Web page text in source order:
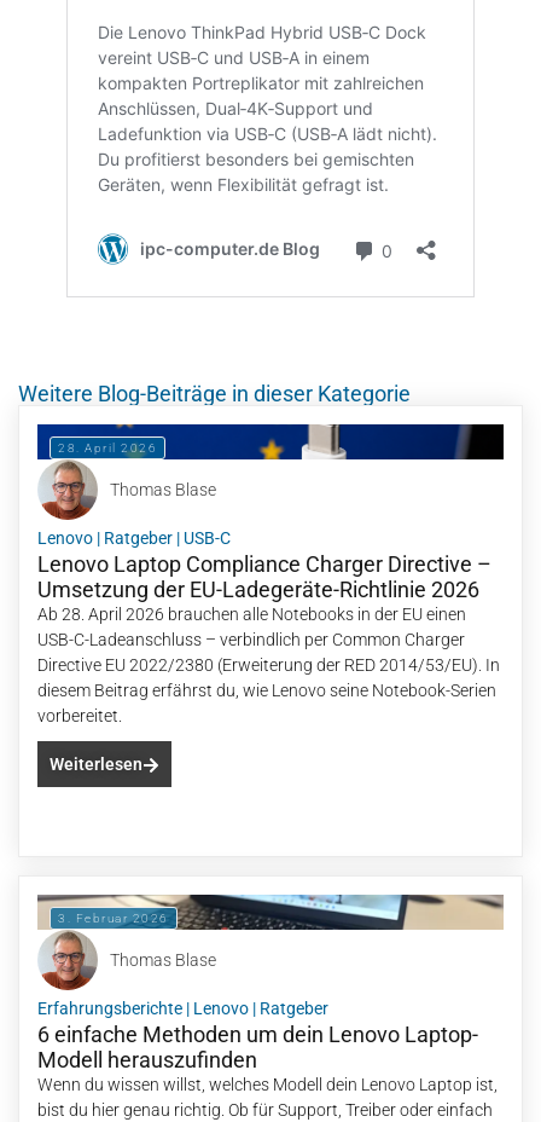
Weitere Blog-Beiträge in dieser Kategorie
28. April 2026
Thomas Blase
Lenovo | Ratgeber | USB-C
Lenovo Laptop Compliance Charger Directive –
Umsetzung der EU-Ladegeräte-Richtlinie 2026
Ab 28. April 2026 brauchen alle Notebooks in der EU einen
USB-C-Ladeanschluss – verbindlich per Common Charger
Directive EU 2022/2380 (Erweiterung der RED 2014/53/EU). In
diesem Beitrag erfährst du, wie Lenovo seine Notebook-Serien
vorbereitet.
Weiterlesen
3. Februar 2026
Thomas Blase
Erfahrungsberichte | Lenovo | Ratgeber
6 einfache Methoden um dein Lenovo Laptop-
Modell herauszufinden
Wenn du wissen willst, welches Modell dein Lenovo Laptop ist,
bist du hier genau richtig. Ob für Support, Treiber oder einfach